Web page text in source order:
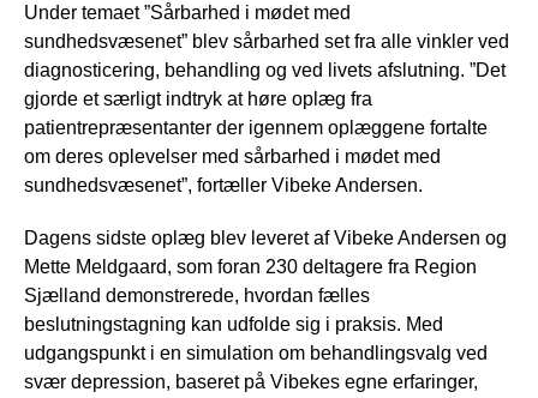
Under temaet ”Sårbarhed i mødet med
sundhedsvæsenet” blev sårbarhed set fra alle vinkler ved
diagnosticering, behandling og ved livets afslutning. ”Det
gjorde et særligt indtryk at høre oplæg fra
patientrepræsentanter der igennem oplæggene fortalte
om deres oplevelser med sårbarhed i mødet med
sundhedsvæsenet”, fortæller Vibeke Andersen.
Dagens sidste oplæg blev leveret af Vibeke Andersen og
Mette Meldgaard, som foran 230 deltagere fra Region
Sjælland demonstrerede, hvordan fælles
beslutningstagning kan udfolde sig i praksis. Med
udgangspunkt i en simulation om behandlingsvalg ved
svær depression, baseret på Vibekes egne erfaringer,